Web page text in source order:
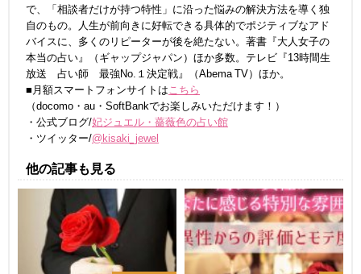
で、「相談者だけが持つ特性」に沿った悩みの解決方法を導く独
自のもの。人生が前向きに好転できる具体的でポジティブなアド
バイスに、多くのリピーターが後を絶たない。著書『大人女子の
本当の占い』（ギャップジャパン）ほか多数。テレビ『13時間生
放送 占い師 最強No.１決定戦』（Abema TV）ほか。
■月額スマートフォンサイトは こちら
（docomo・au・SoftBankでお楽しみいただけます！）
・公式ブログ/妃ジュエル・薔薇色の占い館
・ツイッター/@kisaki_jewel
他の記事も見る